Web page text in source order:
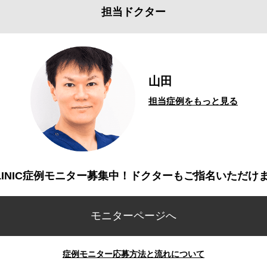
担当ドクター
山田
担当症例をもっと見る
症例モニター募集中！ドクターもご指名いただけ
モニターページへ
症例モニター応募方法と流れについて